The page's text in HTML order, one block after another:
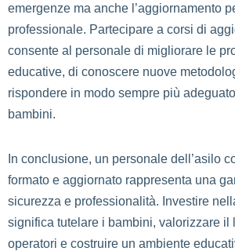
emergenze ma anche l’aggiornamento
professionale. Partecipare a corsi di
consente al personale di migliorare le
educative, di conoscere nuove
rispondere in modo sempre più
bambini.
In conclusione, un personale dell’asilo
formato e aggiornato rappresenta una
sicurezza e professionalità. Investire
significa tutelare i bambini, valorizzare il
operatori e costruire un ambiente